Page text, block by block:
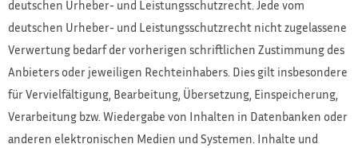
deutschen Urheber- und Leistungsschutzrecht. Jede vom
deutschen Urheber- und Leistungsschutzrecht nicht zugelassene
Verwertung bedarf der vorherigen schriftlichen Zustimmung des
Anbieters oder jeweiligen Rechteinhabers. Dies gilt insbesondere
für Vervielfältigung, Bearbeitung, Übersetzung, Einspeicherung,
Verarbeitung bzw. Wiedergabe von Inhalten in Datenbanken oder
anderen elektronischen Medien und Systemen. Inhalte und